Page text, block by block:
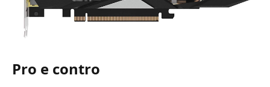
Pro e contro